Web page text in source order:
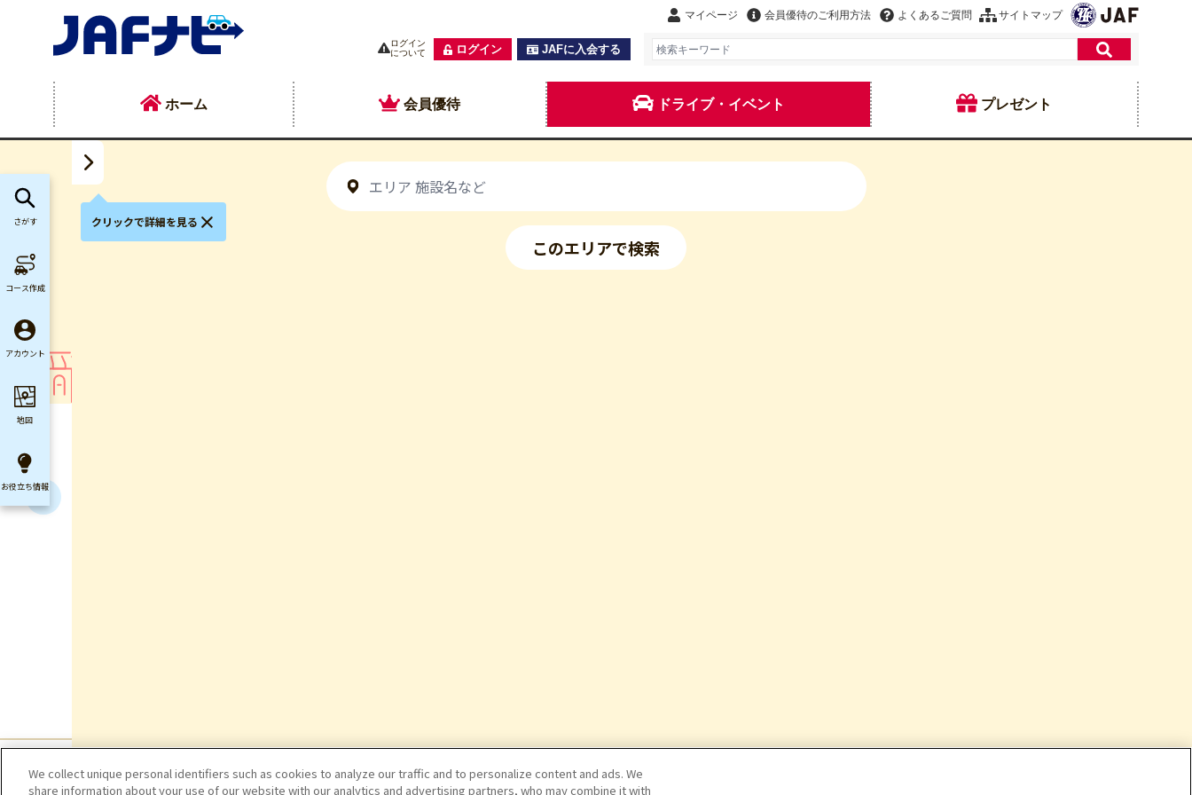
マイページ 会員優待のご利用方法 よくあるご質問 サイトマップ
ログイン
について
ログイン JAFに入会する
ホーム 会員優待 ドライブ・イベント プレゼント
このエリアで検索
クリックで詳細を見る
さがす
コース作成
アカウント
地図
お役立ち情報
We collect unique personal identifiers such as cookies to analyze our traffic and to personalize content and ads. We
share information about your use of our website with our analytics and advertising partners, who may combine it with